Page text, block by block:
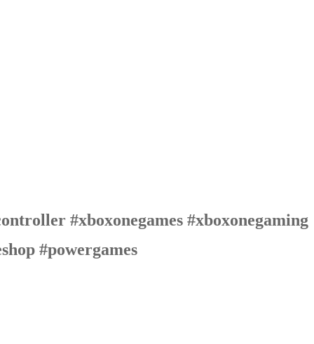
#xboxonegames #xboxonegaming
#powergames